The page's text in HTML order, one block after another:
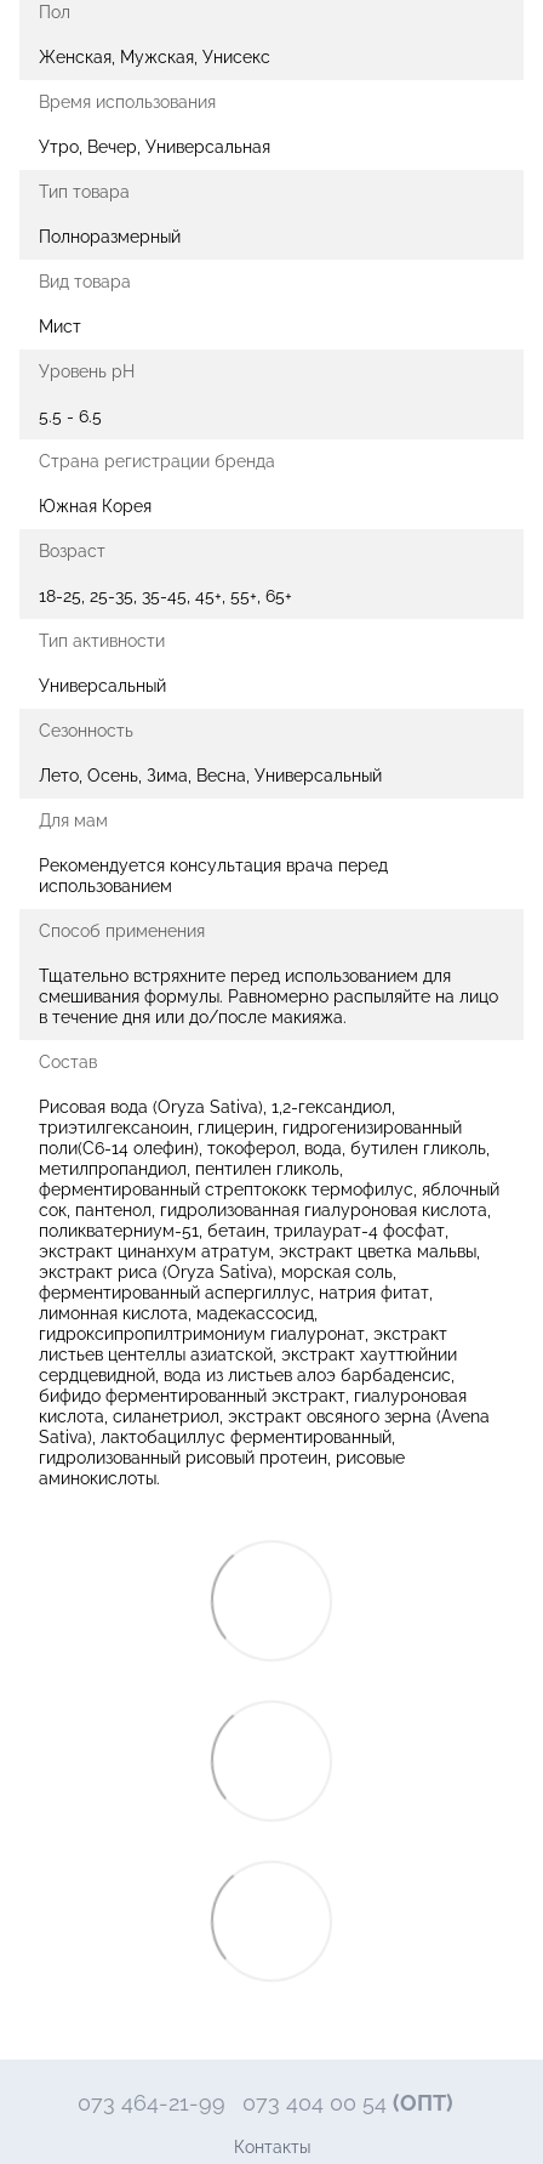
Пол
Женская, Мужская, Унисекс
Время использования
Утро, Вечер, Универсальная
Тип товара
Полноразмерный
Вид товара
Мист
Уровень pH
5.5 - 6.5
Страна регистрации бренда
Южная Корея
Возраст
18-25, 25-35, 35-45, 45+, 55+, 65+
Тип активности
Универсальный
Сезонность
Лето, Осень, Зима, Весна, Универсальный
Для мам
Рекомендуется консультация врача перед
использованием
Способ применения
Тщательно встряхните перед использованием для
смешивания формулы. Равномерно распыляйте на лицо
в течение дня или до/после макияжа.
Состав
Рисовая вода (Oryza Sativa), 1,2-гександиол,
триэтилгексаноин, глицерин, гидрогенизированный
поли(C6-14 олефин), токоферол, вода, бутилен гликоль,
метилпропандиол, пентилен гликоль,
ферментированный стрептококк термофилус, яблочный
сок, пантенол, гидролизованная гиалуроновая кислота,
поликватерниум-51, бетаин, трилаурат-4 фосфат,
экстракт цинанхум атратум, экстракт цветка мальвы,
экстракт риса (Oryza Sativa), морская соль,
ферментированный аспергиллус, натрия фитат,
лимонная кислота, мадекассосид,
гидроксипропилтримониум гиалуронат, экстракт
листьев центеллы азиатской, экстракт хауттюйнии
сердцевидной, вода из листьев алоэ барбаденсис,
бифидо ферментированный экстракт, гиалуроновая
кислота, силанетриол, экстракт овсяного зерна (Avena
Sativa), лактобациллус ферментированный,
гидролизованный рисовый протеин, рисовые
аминокислоты.
073 464-21-99 073 404 00 54 (ОПТ)
Контакты